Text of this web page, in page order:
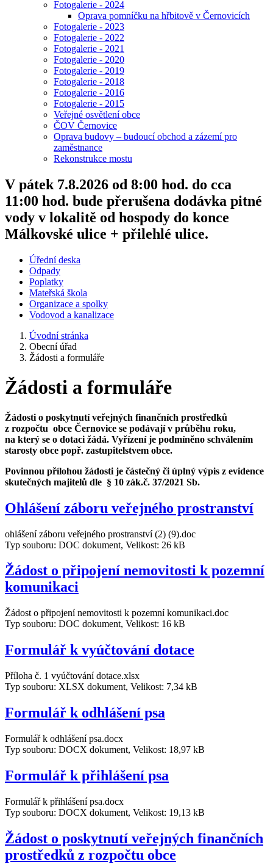
Fotogalerie - 2024
Oprava pomníčku na hřbitově v Černovicích
Fotogalerie - 2023
Fotogalerie - 2022
Fotogalerie - 2021
Fotogalerie - 2020
Fotogalerie - 2019
Fotogalerie - 2018
Fotogalerie - 2016
Fotogalerie - 2015
Veřejné osvětlení obce
ČOV Černovice
Oprava budovy – budoucí obchod a zázemí pro
zaměstnance
Rekonstrukce mostu
V pátek 7.8.2026 od 8:00 hod. do cca
11:00 hod. bude přerušena dodávka pitné
vody v lokalitě od hospody do konce
Málkovské ulice + přilehlé ulice.
Úřední deska
Odpady
Poplatky
Mateřská škola
Organizace a spolky
Vodovod a kanalizace
Úvodní stránka
Obecní úřad
Žádosti a formuláře
Žádosti a formuláře
Žádosti o poskytnutí veřejných finančních prostředků
z rozpočtu obce Černovice se podávají v průběhu roku,
na který se o dotaci žádá. Vyřízení je podmíněno schválením
starosty obce popř. zastupitelstvem obce.
Povinnou přílohou žádosti je částečný či úplný výpis z evidence
skutečných majitelů dle § 10 zák.č. 37/2021 Sb.
Ohlášení záboru veřejného prostranství
ohlášení záboru veřejného prostranství (2) (9).doc
Typ souboru: DOC dokument, Velikost: 26 kB
Žádost o připojení nemovitosti k pozemní
komunikaci
Žádost o připojení nemovitosti k pozemní komunikaci.doc
Typ souboru: DOC dokument, Velikost: 16 kB
Formulář k vyúčtování dotace
Příloha č. 1 vyúčtování dotace.xlsx
Typ souboru: XLSX dokument, Velikost: 7,34 kB
Formulář k odhlášení psa
Formulář k odhlášení psa.docx
Typ souboru: DOCX dokument, Velikost: 18,97 kB
Formulář k přihlášení psa
Formulář k přihlášení psa.docx
Typ souboru: DOCX dokument, Velikost: 19,13 kB
Žádost o poskytnutí veřejných finančních
prostředků z rozpočtu obce